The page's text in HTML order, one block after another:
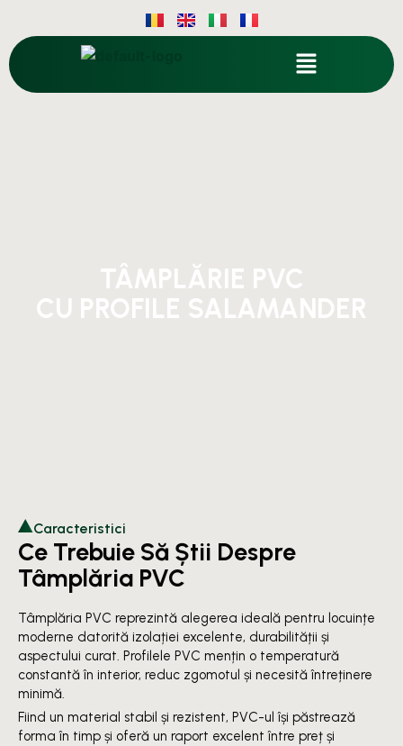
TÂMPLĂRIE PVC
CU PROFILE SALAMANDER
Caracteristici
Ce Trebuie Să Știi Despre
Tâmplăria PVC
Tâmplăria PVC reprezintă alegerea ideală pentru locuințe
moderne datorită izolației excelente, durabilității și
aspectului curat. Profilele PVC mențin o temperatură
constantă în interior, reduc zgomotul și necesită întreținere
minimă.
Fiind un material stabil și rezistent, PVC-ul își păstrează
forma în timp și oferă un raport excelent între preț și